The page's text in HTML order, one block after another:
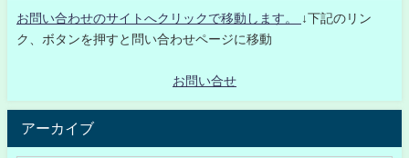
お問い合わせのサイトへクリックで移動します。
↓下記のリン
ク、ボタンを押すと問い合わせページに移動
お問い合せ
アーカイブ